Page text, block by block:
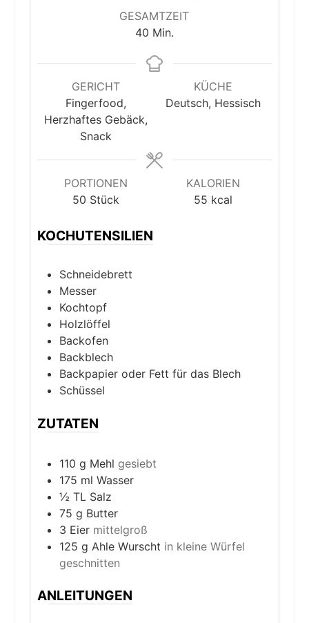
GESAMTZEIT
40Minuten
Min.
GERICHT
Fingerfood,
Herzhaftes Gebäck,
Snack
KÜCHE
Deutsch, Hessisch
PORTIONEN
50 Stück
KALORIEN
55 kcal
KOCHUTENSILIEN
Schneidebrett
Messer
Kochtopf
Holzlöffel
Backofen
Backblech
Backpapier oder Fett für das Blech
Schüssel
ZUTATEN
110 g Mehl gesiebt
175 ml Wasser
½ TL Salz
75 g Butter
3 Eier mittelgroß
125 g Ahle Wurscht in kleine Würfel
geschnitten
ANLEITUNGEN